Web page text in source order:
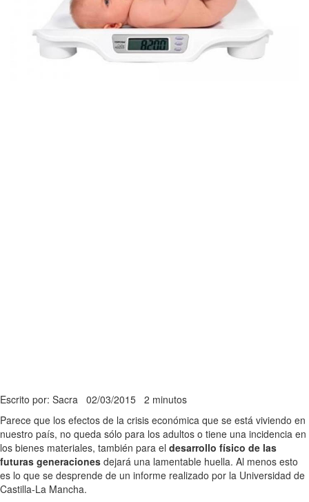
Escrito por: Sacra 02/03/2015 2 minutos
Parece que los efectos de la crisis económica que se está viviendo en
nuestro país, no queda sólo para los adultos o tiene una incidencia en
los bienes materiales, también para el desarrollo físico de las
futuras generaciones dejará una lamentable huella. Al menos esto
es lo que se desprende de un informe realizado por la Universidad de
Castilla-La Mancha.